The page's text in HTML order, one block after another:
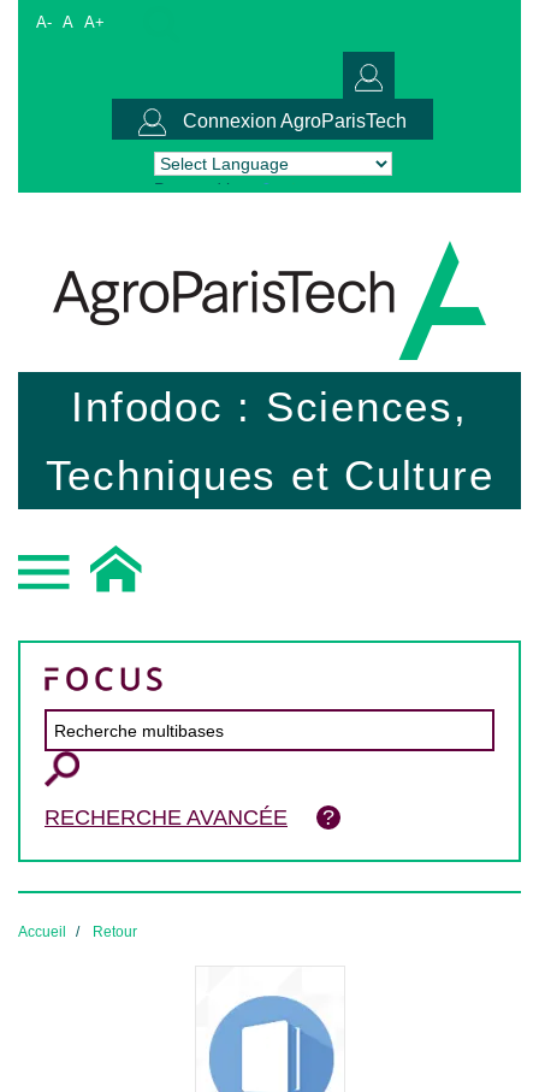
A- A A+
Connexion AgroParisTech
Powered by Translate
Infodoc : Sciences,
Techniques et Culture
RECHERCHE AVANCÉE
Accueil Retour